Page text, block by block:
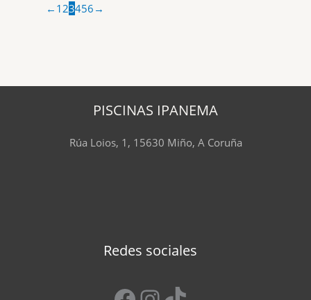
← 123456 →
PISCINAS IPANEMA
Rúa Loios, 1, 15630 Miño, A Coruña
Redes sociales